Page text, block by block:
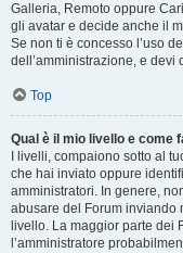
Galleria, Remoto oppure
gli avatar e decide anche il
Se non ti è concesso l’uso
dell’amministrazione, e
Top
Qual è il mio livello e come
I livelli, compaiono sotto al
che hai inviato oppure
amministratori. In genere,
abusare del Forum inviando
livello. La maggior parte dei
l’amministratore